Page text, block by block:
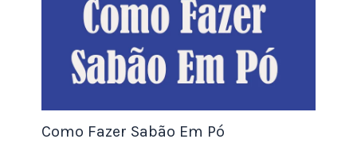
que procuram lembrancinhas personalizadas.
Feito isso, é importante pesquisar o mercado para
entender o comportamento do consumidor e a
confeitarias e outros locais que vendem Palha
Como Fazer Sabão Em Pó